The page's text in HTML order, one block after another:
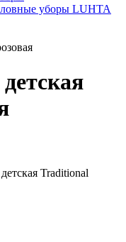
уборы LUHTA
Traditional